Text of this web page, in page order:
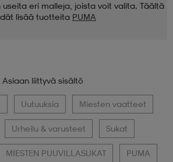
useita eri malleja, joista voit valita. Täältä
lisää tuotteita PUMA
Asiaan liittyvä sisältö
Uutuuksia Miesten vaatteet
Urheilu & varusteet Sukat
MIESTEN PUUVILLASUKAT PUMA